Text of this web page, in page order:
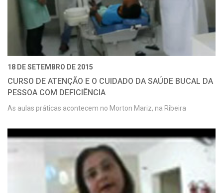
18 DE SETEMBRO DE 2015
CURSO DE ATENÇÃO E O CUIDADO DA SAÚDE BUCAL DA
PESSOA COM DEFICIÊNCIA
As aulas práticas acontecem no Morton Mariz, na Ribeira